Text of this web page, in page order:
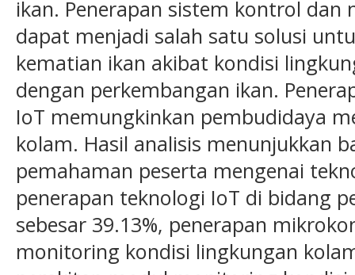
ikan. Penerapan sistem kontrol
dapat menjadi salah satu solusi
kematian ikan akibat kondisi
dengan perkembangan ikan.
IoT memungkinkan pembudidaya
kolam. Hasil analisis menunjukkan
pemahaman peserta mengenai
penerapan teknologi IoT di bidang
sebesar 39.13%, penerapan
monitoring kondisi lingkungan